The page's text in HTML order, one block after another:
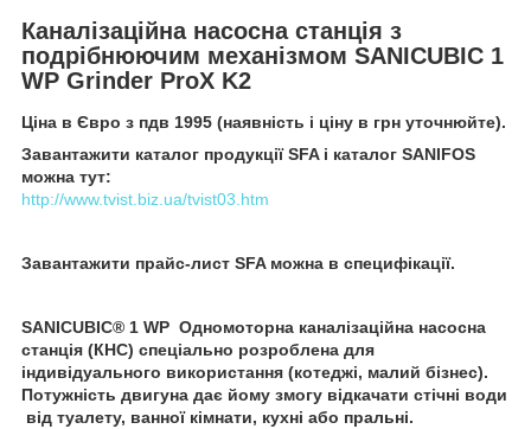
Каналізаційна насосна станція з
подрібнюючим механізмом SANICUBIC 1
WP Grinder ProX K2
Ціна в Євро з пдв 1995 (наявність і ціну в грн уточнюйте).
Завантажити каталог продукції SFA і каталог SANIFOS
можна тут:
http://www.tvist.biz.ua/tvist03.htm
Завантажити прайс-лист SFA можна в специфікації.
SANICUBIC® 1 WP Одномоторна каналізаційна насосна
станція (КНС) спеціально розроблена для
індивідуального використання (котеджі, малий бізнес).
Потужність двигуна дає йому змогу відкачати стічні води
від туалету, ванної кімнати, кухні або пральні.